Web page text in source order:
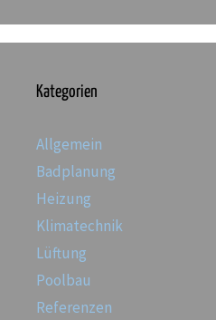
Kategorien
Allgemein
Badplanung
Heizung
Klimatechnik
Lüftung
Poolbau
Referenzen